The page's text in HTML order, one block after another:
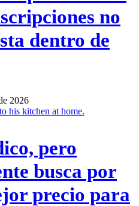
no
dentro de
2026
pero
busca por
precio para